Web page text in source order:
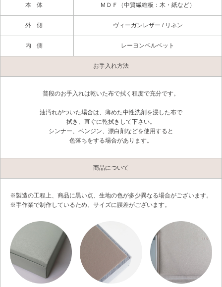
本体 ＭＤＦ（中質繊維板：木・紙など）
外側 ヴィーガンレザー / リネン
内側 レーヨンベルベット
お手入れ方法
普段のお手入れは乾いた布で拭く程度で充分です。
油汚れがついた場合は、薄めた中性洗剤を浸した布で
拭き、直ぐに乾拭きして下さい。
シンナー、ベンジン、漂白剤などを使用すると
色落ちをする場合があります。
商品について
※製造の工程上、商品に黒い点、生地の色が多少異なる場合がございます。
※手作業で制作しているため、サイズに誤差がございます。